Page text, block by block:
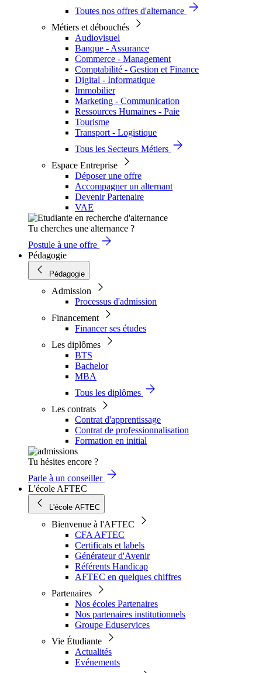
Toutes nos offres d'alternance
Métiers et débouchés
Audiovisuel
Banque - Assurance
Commerce - Management
Comptabilité - Gestion et Finance
Digital - Informatique
Immobilier
Marketing - Communication
Ressources Humaines - Paie
Tourisme
Transport - Logistique
Tous les Secteurs Métiers
Espace Entreprise
Déposer une offre
Accompagner un alternant
Devenir Partenaire
VAE
Tu cherches une alternance ?
Postule à une offre
Pédagogie
Pédagogie
Admission
Processus d'admission
Financement
Financer ses études
Les diplômes
BTS
Bachelor
MBA
Tous les diplômes
Les contrats
Contrat d'apprentissage
Contrat de professionnalisation
Formation en initial
Tu hésites encore ?
Parle à un conseiller
L'école AFTEC
L'école AFTEC
Bienvenue à l'AFTEC
CFA AFTEC
Certificats et labels
Générateur d'Avenir
Référents Handicap
AFTEC en quelques chiffres
Partenaires
Nos écoles Partenaires
Nos partenaires institutionnels
Groupe Eduservices
Vie Étudiante
Actualités
Evénements